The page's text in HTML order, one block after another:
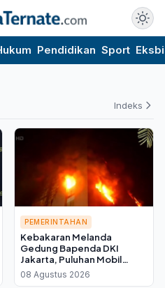
Pendidikan Sport
Indeks
PEMERINTAHAN
Kebakaran Melanda
Gedung Bapenda DKI
Jakarta, Puluhan Mobil
Damkar Dikerahkan ke
Lokasi
08 Agustus 2026